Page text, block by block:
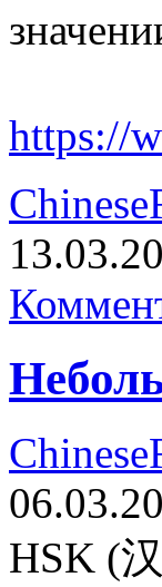
https://
HSK (